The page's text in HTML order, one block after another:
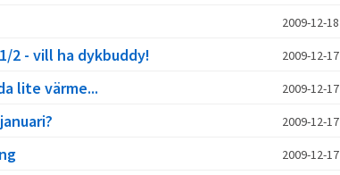
2009-12-
2 - vill ha dykbuddy! 2009-12-
lite värme... 2009-12-
2009-12-
2009-12-